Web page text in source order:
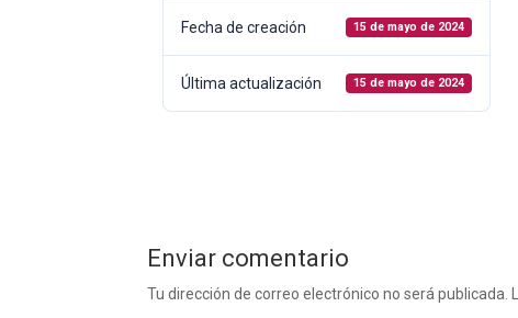
Fecha de creación 15 de mayo de 2024
Última actualización 15 de mayo de 2024
Enviar comentario
Tu dirección de correo electrónico no será publicada.